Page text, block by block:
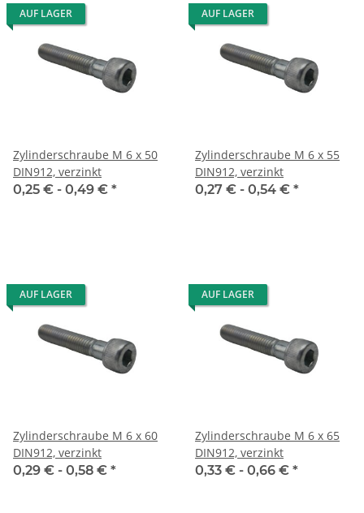
AUF LAGER
Zylinderschraube M 6 x 50
DIN912, verzinkt
0,25 € - 0,49 € *
AUF LAGER
Zylinderschraube M 6 x 55
DIN912, verzinkt
0,27 € - 0,54 € *
AUF LAGER
Zylinderschraube M 6 x 60
DIN912, verzinkt
0,29 € - 0,58 € *
AUF LAGER
Zylinderschraube M 6 x 65
DIN912, verzinkt
0,33 € - 0,66 € *